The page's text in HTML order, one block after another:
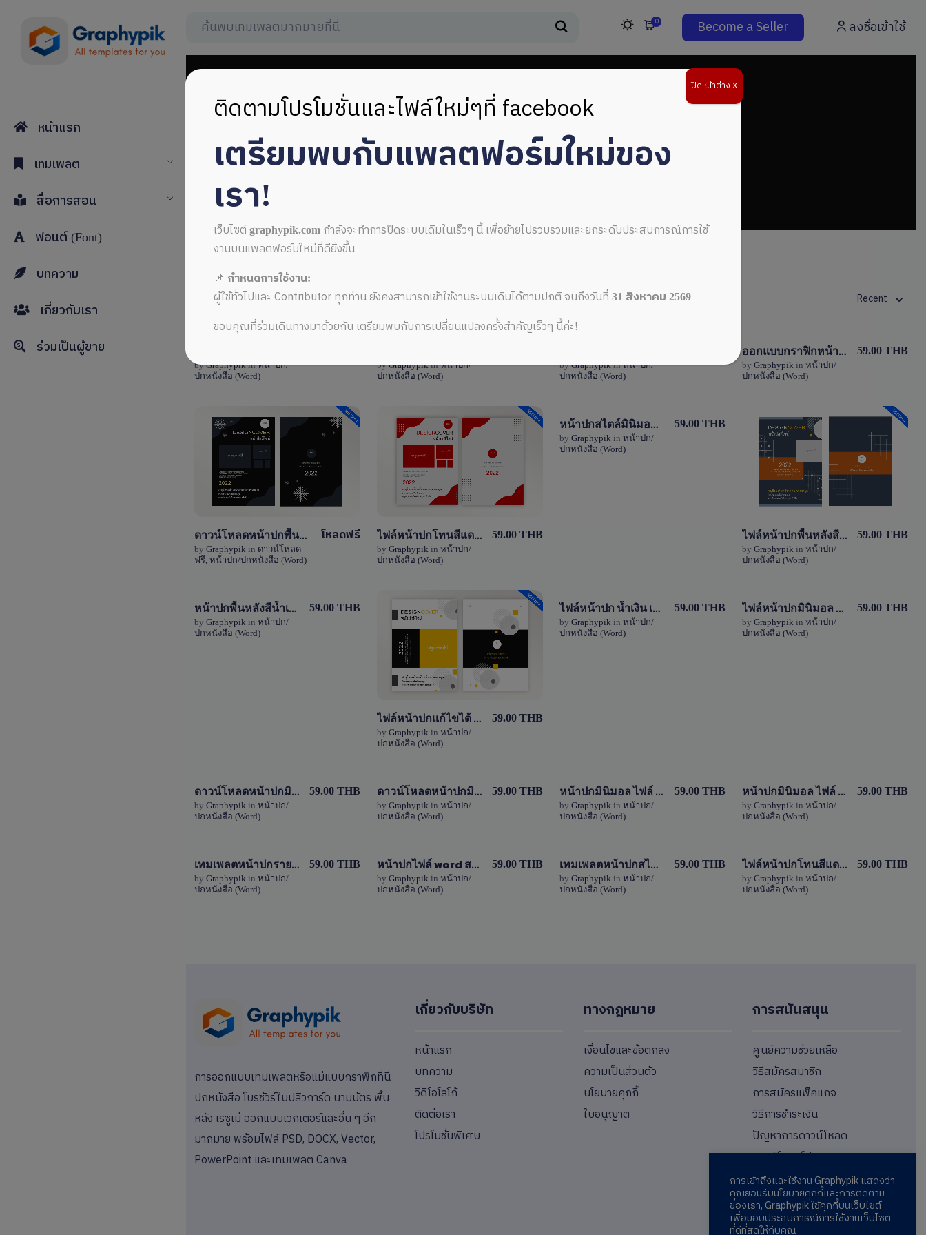
หน้าแรก
เทมเพลต
สื่อการสอน
ฟอนต์ (Font)
บทความ
เกี่ยวกับเรา
ร่วมเป็นผู้ขาย
0 Become a Seller ลงชื่อเข้าใช้
หน้าปก doc
ALL MUSIC FROM หน้าปก doc Recent
by Graphypikin หน้าปก/
ปกหนังสือ (Word)
by Graphypikin หน้าปก/
ปกหนังสือ (Word)
by Graphypikin หน้าปก/
ปกหนังสือ (Word)
View Details
ออกแบบกราฟิกหน้าปกสวยๆ ไฟล์ word แก้ไขได้
by Graphypik in หน้าปก/
ปกหนังสือ (Word)
59.00 THB
View Details
ดาวน์โหลดหน้าปกพื้นหลังสีดำ ไฟล์ word (doc) สามารถแก้ไขได้
by Graphypik in ดาวน์โหลด
ฟรี หน้าปก/ปกหนังสือ (Word)
โหลดฟรี
View Details
0 Sale
ไฟล์หน้าปกโทนสีแดงแบบเรียบง่าย สามารถแก้ไขได้ไฟล์ word (doc)
by Graphypik in หน้าปก/
ปกหนังสือ (Word)
59.00 THB
View Details
หน้าปกสไตล์มินิมอล เรียบง่าย แก้ไขได้ง่าย ไฟล์ word (doc)
by Graphypik in หน้าปก/
ปกหนังสือ (Word)
59.00 THB
View Details
0 Sale
ไฟล์หน้าปกพื้นหลังสีเทาเรียบง่าย แก้ไขได้เอง ไฟล์ word (doc)
by Graphypik in หน้าปก/
ปกหนังสือ (Word)
59.00 THB
View Details
หน้าปกพื้นหลังสีน้ำเงินไฟล์ word (doc) แก้ไขได้ง่าย
by Graphypik in หน้าปก/
ปกหนังสือ (Word)
59.00 THB
View Details
1 Sale
ไฟล์หน้าปกแก้ไขได้ สีเหลืองและสีเทาแบบเรียบง่าย ไฟล์ Word (doc)
by Graphypik in หน้าปก/
ปกหนังสือ (Word)
59.00 THB
View Details
ไฟล์หน้าปก น้ำเงิน เหลือง ไฟล์ Word (doc) แก้ไขได้
by Graphypik in หน้าปก/
ปกหนังสือ (Word)
59.00 THB View Details
ไฟล์หน้าปกมินิมอล ไฟล์ Word (doc) โทนสีเลือง-สีเทา
by Graphypik in หน้าปก/
ปกหนังสือ (Word)
59.00 THB
View Details
ดาวน์โหลดหน้าปกมินิมอล ไฟล์ Word (doc) โทนสีเขียว-สีม่วง
by Graphypik in หน้าปก/
ปกหนังสือ (Word)
59.00 THB View Details
ดาวน์โหลดหน้าปกมินิมอล ไฟล์ Word (doc) โทนสีชมพู-สีน้ำเงิน
by Graphypik in หน้าปก/
ปกหนังสือ (Word)
59.00 THB View Details
หน้าปกมินิมอล ไฟล์ Word (doc) โทนสีแดง-สีเหลือง
by Graphypik in หน้าปก/
ปกหนังสือ (Word)
59.00 THB View Details
หน้าปกมินิมอล ไฟล์ Word (doc) โทนสีเทา-สีเหลือง
by Graphypik in หน้าปก/
ปกหนังสือ (Word)
59.00 THB
View Details
เทมเพลตหน้าปกรายงานโทนสีแดงไฟล์ word (doc)
by Graphypik in หน้าปก/
ปกหนังสือ (Word)
59.00 THB View Details
หน้าปกไฟล์ word สวยๆ สามารถแก้ขได้โทนเหลือง
by Graphypik in หน้าปก/
ปกหนังสือ (Word)
59.00 THB View Details
เทมเพลตหน้าปกสไลต์เทาสามารถแก้ไขได้ Cover template
by Graphypik in หน้าปก/
ปกหนังสือ (Word)
59.00 THB View Details
ไฟล์หน้าปกโทนสีแดง,สีเทา สามารถแก้ไขได้
by Graphypik in หน้าปก/
ปกหนังสือ (Word)
59.00 THB
การออกแบบเทมเพลตหรือแม่แบบกราฟิกที่นี่
ปกหนังสือ โบรชัวร์ใบปลิวการ์ด นามบัตร พื้น
หลัง เรซูเม่ ออกแบบเวกเตอร์และอื่น ๆ อีก
มากมาย พร้อมไฟล์ PSD, DOCX, Vector,
PowerPoint และเทมเพลต Canva
เกี่ยวกับบริษัท
หน้าแรก
บทความ
วีดีโอโลโก้
ติดต่อเรา
โปรโมชั่นพิเศษ
ทางกฎหมาย
เงื่อนไขและข้อตกลง
ความเป็นส่วนตัว
นโยบายคุกกี้
ใบอนุญาต
การสนันสนุน
ศูนย์ความช่วยเหลือ
วิธีสมัครสมาชิก
การสมัครแพ็คแกจ
วิธีการชำระเงิน
ปัญหาการดาวน์โหลด
ดาวน์โหลดโปรแกรม
การเข้าถึงและใช้งาน Graphypik แสดงว่า
คุณยอมรับนโยบายคุกกี้และการติดตาม
ของเรา, Graphypik ใช้คุกกี้บนเว็บไซต์
เพื่อมอบประสบการณ์การใช้งานเว็บไซต์
ที่ดีที่สุดให้กับคุณ
ติดตามโปรโมชั่นและไฟล์ใหม่ๆที่ facebook
เตรียมพบกับแพลตฟอร์มใหม่ของ
เรา!
เว็บไซต์graphypik.comกำลังจะทำการปิดระบบเดิมในเร็วๆ นี้ เพื่อย้ายไปรวบรวมและยกระดับประสบการณ์การใช้
งานบนแพลตฟอร์มใหม่ที่ดียิ่งขึ้น
📌 กำหนดการใช้งาน:
ผู้ใช้ทั่วไปและ Contributor ทุกท่าน ยังคงสามารถเข้าใช้งานระบบเดิมได้ตามปกติ จนถึงวันที่ 31 สิงหาคม 2569
ขอบคุณที่ร่วมเดินทางมาด้วยกัน เตรียมพบกับการเปลี่ยนแปลงครั้งสำคัญเร็วๆ นี้ค่ะ!
ปิดหน้าต่าง X